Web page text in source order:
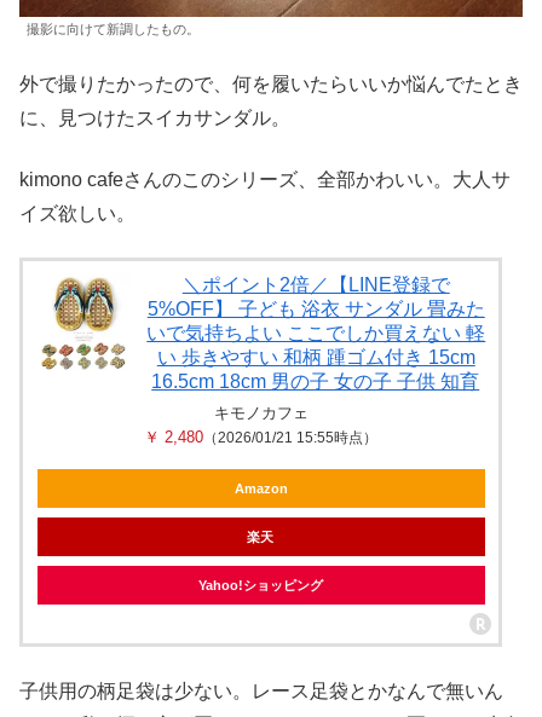
撮影に向けて新調したもの。
外で撮りたかったので、何を履いたらいいか悩んでたとき
に、見つけたスイカサンダル。
kimono cafeさんのこのシリーズ、全部かわいい。大人サ
イズ欲しい。
＼ポイント2倍／【LINE登録で
5%OFF】 子ども 浴衣 サンダル 畳みた
いで気持ちよい ここでしか買えない 軽
い 歩きやすい 和柄 踵ゴム付き 15cm
16.5cm 18cm 男の子 女の子 子供 知育
キモノカフェ
￥ 2,480 （2026/01/21 15:55時点）
Amazon
楽天
Yahoo!ショッピング
子供用の柄足袋は少ない。レース足袋とかなんで無いん